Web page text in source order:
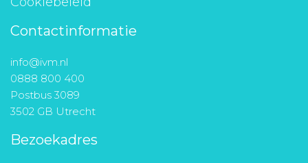
Contactinformatie
info@ivm.nl
0888 800 400
Postbus 3089
3502 GB Utrecht
Bezoekadres